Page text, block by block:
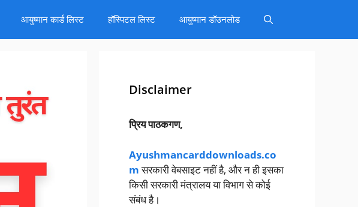
आयुष्मान कार्ड लिस्ट हॉस्पिटल लिस्ट आयुष्मान डॉउनलोड
Disclaimer
प्रिय पाठकगण,
Ayushmancarddownloads.co
mसरकारी वेबसाइट नहीं है, और न ही इसका
किसी सरकारी मंत्रालय या विभाग से कोई
संबंध है।